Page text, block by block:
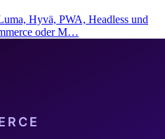
Hyvä, PWA, Headless und
oder M…